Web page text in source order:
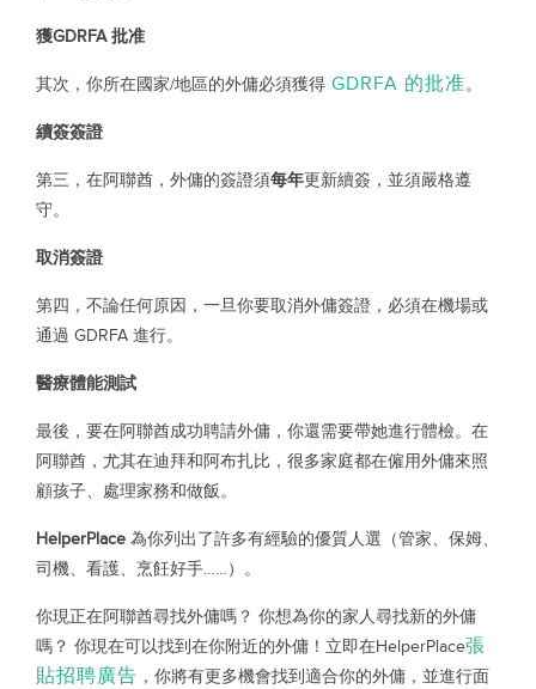
獲GDRFA批准
其次，你所在國家/地區的外傭必須獲得 GDRFA 的批准。
續簽簽證
第三，在阿聯酋，外傭的簽證須每年更新續簽，並須嚴格遵
守。
取消簽證
第四，不論任何原因，一旦你要取消外傭簽證，必須在機場或
通過 GDRFA 進行。
醫療體能測試
最後，要在阿聯酋成功聘請外傭，你還需要帶她進行體檢。在
阿聯酋，尤其在迪拜和阿布扎比，很多家庭都在僱用外傭來照
顧孩子、處理家務和做飯。
HelperPlace 為你列出了許多有經驗的優質人選（管家、保姆、
司機、看護、烹飪好手……）。
你現正在阿聯酋尋找外傭嗎？ 你想為你的家人尋找新的外傭
嗎？ 你現在可以找到在你附近的外傭！立即在HelperPlace張
貼招聘廣告 ，你將有更多機會找到適合你的外傭，並進行面